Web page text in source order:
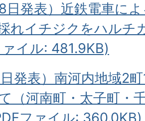
日発表）近鉄電車に
れイチジクをハルチ
イル: 481.9KB)
日発表）南河内地域2
（河南町・太子町・